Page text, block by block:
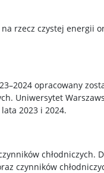
rzecz czystej energii
opracowany
Uniwersytet
2023 i 2024.
chłodniczych.
czynników